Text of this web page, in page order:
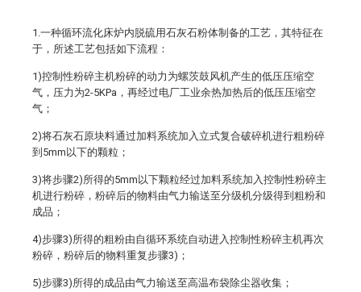
1.一种循环流化床炉内脱硫用石灰石粉体制备的工艺，其特征在
于，所述工艺包括如下流程：
1)控制性粉碎主机粉碎的动力为螺茨鼓风机产生的低压压缩空
气，压力为2-5KPa，再经过电厂工业余热加热后的低压压缩空
气；
2)将石灰石原块料通过加料系统加入立式复合破碎机进行粗粉碎
到5mm以下的颗粒；
3)将步骤2)所得的5mm以下颗粒经过加料系统加入控制性粉碎主
机进行粉碎，粉碎后的物料由气力输送至分级机分级得到粗粉和
成品；
4)步骤3)所得的粗粉由自循环系统自动进入控制性粉碎主机再次
粉碎，粉碎后的物料重复步骤3)；
5)步骤3)所得的成品由气力输送至高温布袋除尘器收集；